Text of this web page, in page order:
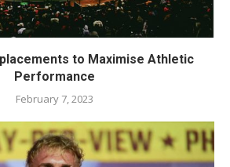
to Maximise Athletic
Performance
February 7, 2023